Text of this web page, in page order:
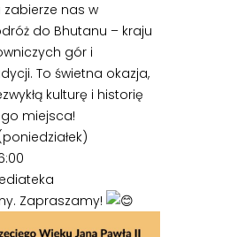
nas w
do Bhutanu – kraju
gór i
To świetna okazja,
kulturę i historię
miejsca!
Zapraszamy!